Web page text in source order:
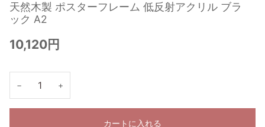
天然木製 ポスターフレーム 低反射アクリル ブラ
ック A2
10,120円
− +
カートに入れる